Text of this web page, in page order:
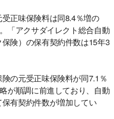
正味保険料は同8.4％増の
「アクサダイレクト総合自動
険）の保有契約件数は15年3
の元受正味保険料が同7.1％
が順調に前進しており、自動
有契約件数が増加してい